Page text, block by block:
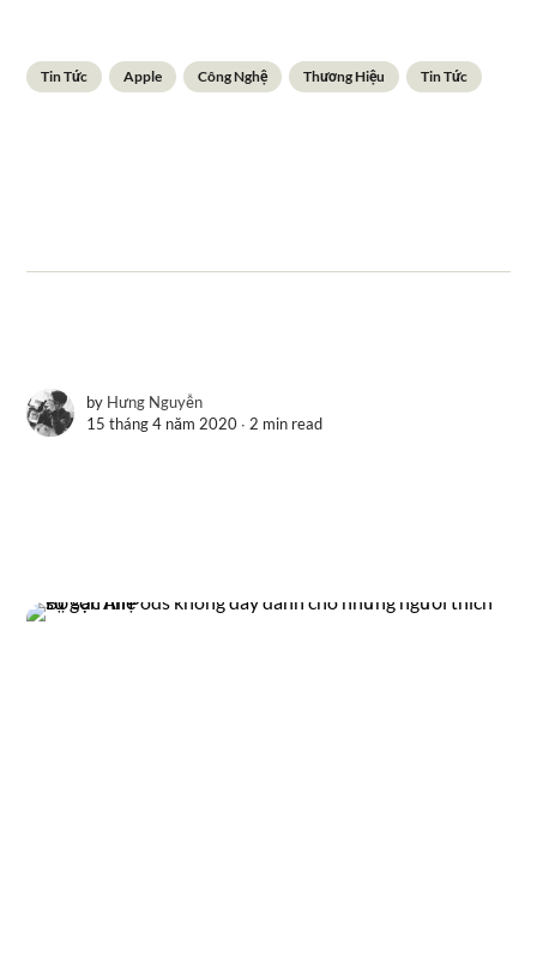
Tin Tức Apple Công Nghệ Thương Hiệu Tin Tức
by Hưng Nguyễn
15 tháng 4 năm 2020 ∙2 min read